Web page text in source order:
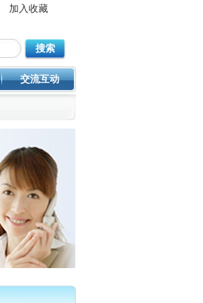
加入收藏
搜索
交流互动